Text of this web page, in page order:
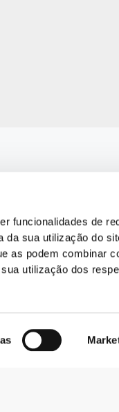
funcionalidades de
da sua utilização do
as podem combinar
utilização dos